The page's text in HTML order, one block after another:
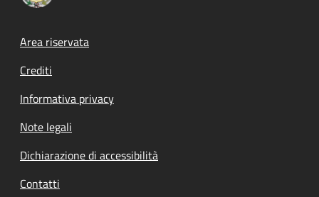
Footer menu
Area riservata
Crediti
Informativa privacy
Note legali
Dichiarazione di accessibilità
Contatti